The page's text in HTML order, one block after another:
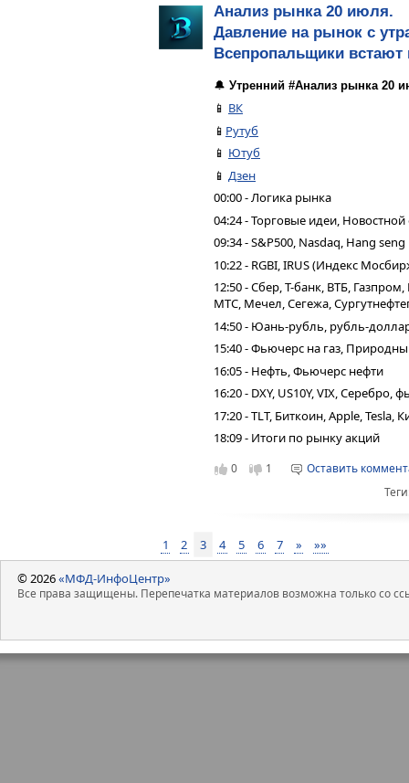
Анализ рынка 20 июля.
Давление на рынок с
Всепропальщики
🔔 Утренний #Анализ рынка 20
📱 ВК
📱 Рутуб
📱 Ютуб
📱 Дзен
00:00 - Логика рынка
04:24 - Торговые идеи,
09:34 - S&P500, Nasdaq, Hang seng
10:22 - RGBI, IRUS (Индекс
12:50 - Сбер, Т-банк, ВТБ,
МТС, Мечел, Сегежа,
14:50 - Юань-рубль, рубль-
15:40 - Фьючерс на газ,
16:05 - Нефть, Фьючерс нефти
16:20 - DXY, US10Y, VIX,
17:20 - TLT, Биткоин, Apple, Tesla,
18:09 - Итоги по рынку акций
0 1
Оставить
1 2 3 4 5 6 7 » »»
© 2026«МФД-ИнфоЦентр»
Все права защищены. Перепечатка материалов возможна только со